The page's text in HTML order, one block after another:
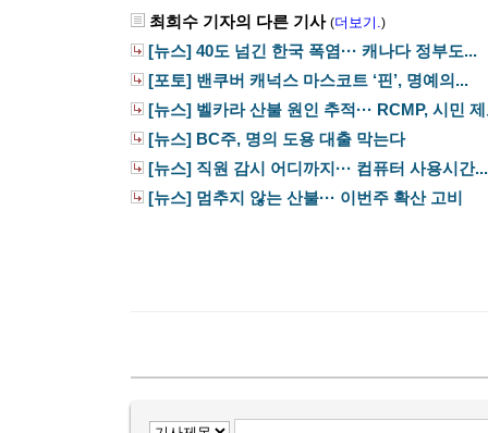
최희수 기자의 다른 기사 (더보기.)
[뉴스] 40도 넘긴 한국 폭염··· 캐나다 정부도...
[포토] 밴쿠버 캐넉스 마스코트 ‘핀’, 명예의...
[뉴스] 벨카라 산불 원인 추적··· RCMP, 시민
[뉴스] BC주, 명의 도용 대출 막는다
[뉴스] 직원 감시 어디까지··· 컴퓨터 사용시간...
[뉴스] 멈추지 않는 산불··· 이번주 확산 고비